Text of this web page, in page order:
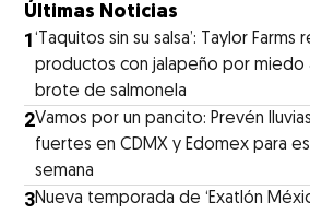
Últimas Noticias
1‘Taquitos sin su salsa’: Taylor Farms
productos con jalapeño por miedo
brote de salmonela
2Vamos por un pancito: Prevén lluvias
fuertes en CDMX y Edomex para
semana
3Nueva temporada de ‘Exatlón